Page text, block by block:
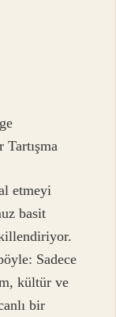
etmeyi
basit
Sadece
kültür ve
bir